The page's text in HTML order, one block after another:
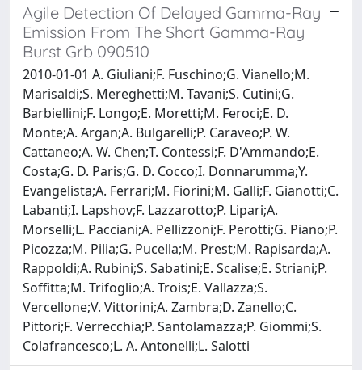
Agile Detection Of Delayed Gamma-Ray
Emission From The Short Gamma-Ray
Burst Grb 090510
2010-01-01 A. Giuliani;F. Fuschino;G. Vianello;M.
Marisaldi;S. Mereghetti;M. Tavani;S. Cutini;G.
Barbiellini;F. Longo;E. Moretti;M. Feroci;E. D.
Monte;A. Argan;A. Bulgarelli;P. Caraveo;P. W.
Cattaneo;A. W. Chen;T. Contessi;F. D'Ammando;E.
Costa;G. D. Paris;G. D. Cocco;I. Donnarumma;Y.
Evangelista;A. Ferrari;M. Fiorini;M. Galli;F. Gianotti;C.
Labanti;I. Lapshov;F. Lazzarotto;P. Lipari;A.
Morselli;L. Pacciani;A. Pellizzoni;F. Perotti;G. Piano;P.
Picozza;M. Pilia;G. Pucella;M. Prest;M. Rapisarda;A.
Rappoldi;A. Rubini;S. Sabatini;E. Scalise;E. Striani;P.
Soffitta;M. Trifoglio;A. Trois;E. Vallazza;S.
Vercellone;V. Vittorini;A. Zambra;D. Zanello;C.
Pittori;F. Verrecchia;P. Santolamazza;P. Giommi;S.
Colafrancesco;L. A. Antonelli;L. Salotti